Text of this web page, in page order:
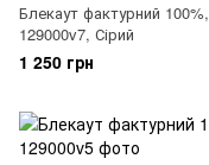
Блекаут фактурний 100%,
129000v7, Сірий
1 250 грн